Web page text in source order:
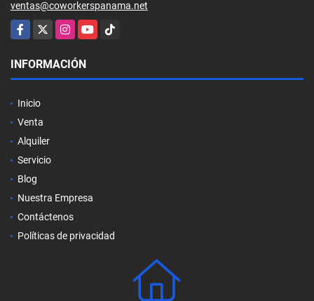
ventas@coworkerspanama.net
Facebook
X InstagramYouTubeTikTok
INFORMACIÓN
Inicio
Venta
Alquiler
Servicio
Blog
Nuestra Empresa
Contáctenos
Políticas de privacidad